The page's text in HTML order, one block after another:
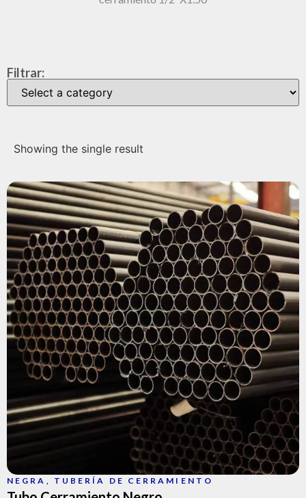
Filtrar:
Showing the single result
NEGRA , TUBERÍA DE CERRAMIENTO